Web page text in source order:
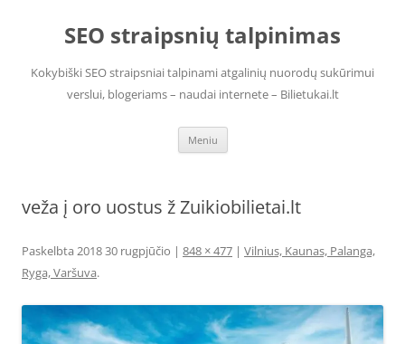
SEO straipsnių talpinimas
Kokybiški SEO straipsniai talpinami atgalinių nuorodų sukūrimui
verslui, blogeriams – naudai internete – Bilietukai.lt
Meniu
veža į oro uostus ž Zuikiobilietai.lt
Paskelbta 2018 30 rugpjūčio | 848 × 477 | Vilnius, Kaunas, Palanga,
Ryga, Varšuva.